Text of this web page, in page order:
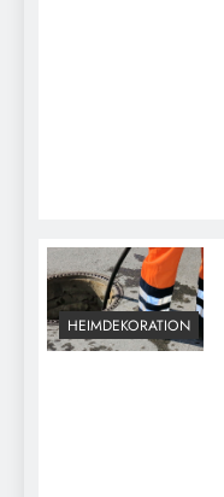
HEIMDEKORATION